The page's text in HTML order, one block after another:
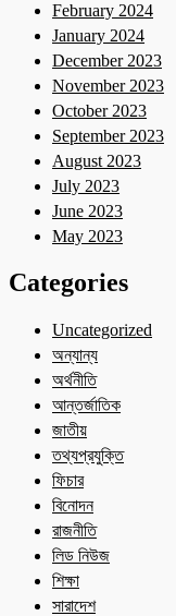
February 2024
January 2024
December 2023
November 2023
October 2023
September 2023
August 2023
July 2023
June 2023
May 2023
Categories
Uncategorized
অন্যান্য
অর্থনীতি
আন্তর্জাতিক
জাতীয়
তথ্যপ্রযুক্তি
ফিচার
বিনোদন
রাজনীতি
লিড নিউজ
শিক্ষা
সারাদেশ